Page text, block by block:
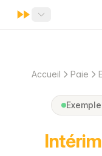
Accueil Paie